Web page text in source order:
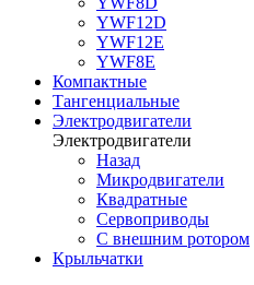
YWF12D
YWF12E
YWF8E
Компактные
Тангенциальные
Электродвигатели
Электродвигатели
Назад
Микродвигатели
Квадратные
Сервоприводы
С внешним ротором
Крыльчатки